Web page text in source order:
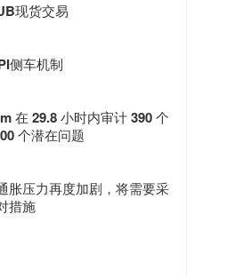
现货交易
侧车机制
在 29.8 小时内审计 390 个
个潜在问题
胀压力再度加剧，将需要采
措施